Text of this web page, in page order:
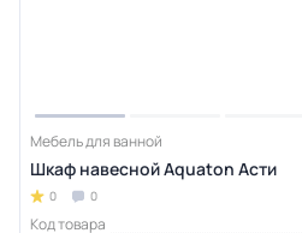
Мебель для ванной
Шкаф навесной Aquaton Асти
0 0
Код товара